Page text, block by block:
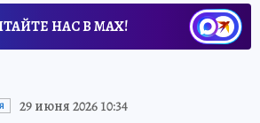
НАС В МАХ!
29 июня 2026 10:34